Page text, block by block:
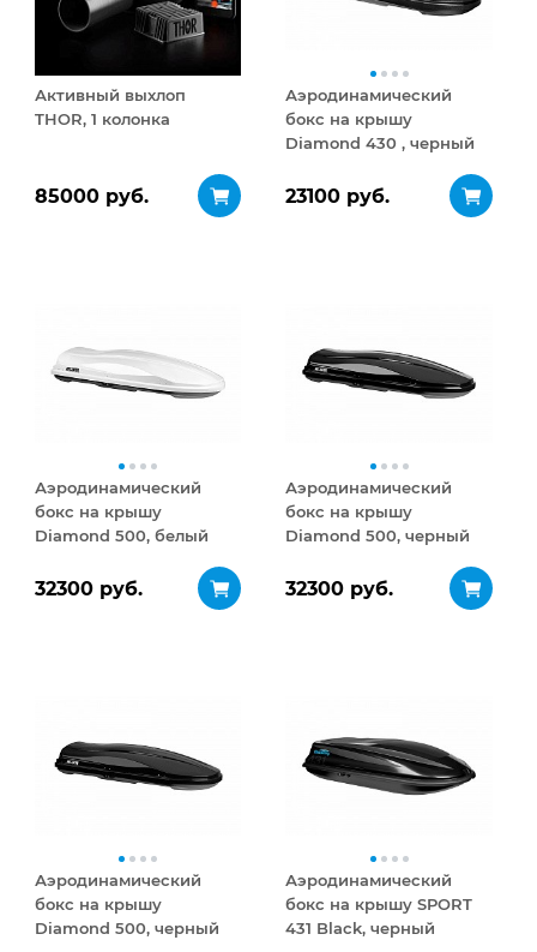
Активный выхлоп
THOR, 1 колонка
85000 руб.
Аэродинамический
бокс на крышу
Diamond 430 , черный
23100 руб.
Аэродинамический
бокс на крышу
Diamond 500, белый
32300 руб.
Аэродинамический
бокс на крышу
Diamond 500, черный
32300 руб.
Аэродинамический
бокс на крышу
Diamond 500, черный
Аэродинамический
бокс на крышу SPORT
431 Black, черный